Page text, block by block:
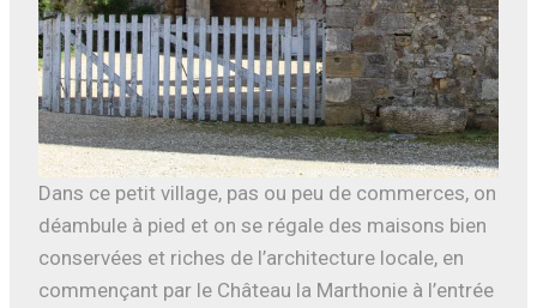
Dans ce petit village, pas ou peu de commerces, on
déambule à pied et on se régale des maisons bien
conservées et riches de l’architecture locale, en
commençant par le Château la Marthonie à l’entrée